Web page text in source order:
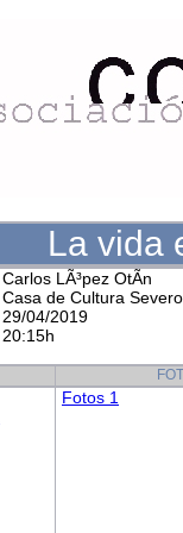
La vida
Carlos LÃ³pez OtÃ­n
Casa de Cultura
29/04/2019
20:15h
Fotos 1